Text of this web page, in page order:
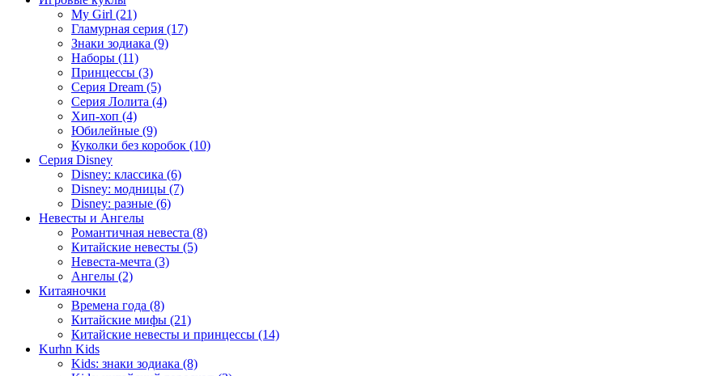
My Girl (21)
Гламурная серия (17)
Знаки зодиака (9)
Наборы (11)
Принцессы (3)
Серия Dream (5)
Серия Лолита (4)
Хип-хоп (4)
Юбилейные (9)
Куколки без коробок (10)
Серия Disney
Disney: классика (6)
Disney: модницы (7)
Disney: разные (6)
Невесты и Ангелы
Романтичная невеста (8)
Китайские невесты (5)
Невеста-мечта (3)
Ангелы (2)
Китаяночки
Времена года (8)
Китайские мифы (21)
Китайские невесты и принцессы (14)
Kurhn Kids
Kids: знаки зодиака (8)